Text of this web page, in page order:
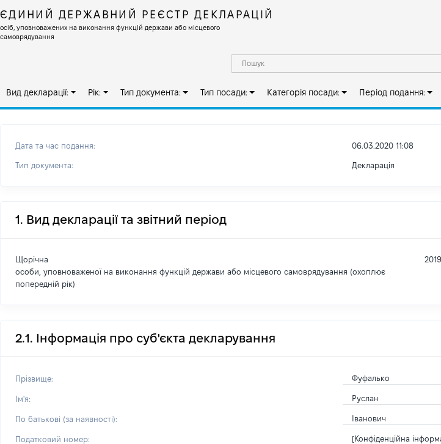
ЄДИНИЙ ДЕРЖАВНИЙ РЕЄСТР ДЕКЛАРАЦІЙ
осіб, уповноважених на виконання функцій держави або місцевого
самоврядування
Вид декларації: Рік: Тип документа: Тип посади: Категорія посади: Період подання:
Дата та час подання: 06.03.2020 11:08
Тип документа: Декларація
1. Вид декларації та звітний період
Щорічна
особи, уповноваженої на виконання функцій держави або місцевого самоврядування (охоплює
попередній рік)
2019
2.1. Інформація про суб'єкта декларування
Прізвище: Фуфалько
Ім'я: Руслан
По батькові (за наявності): Іванович
Податковий номер: [Конфіденційна